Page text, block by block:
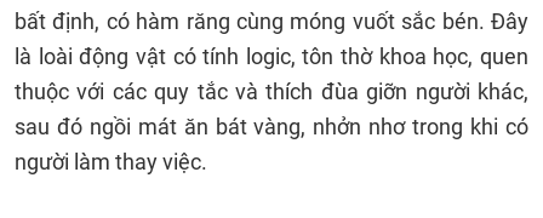
bất định, có hàm răng cùng móng vuốt sắc bén. Đây
là loài động vật có tính logic, tôn thờ khoa học, quen
thuộc với các quy tắc và thích đùa giỡn người khác,
sau đó ngồi mát ăn bát vàng, nhởn nhơ trong khi có
người làm thay việc.